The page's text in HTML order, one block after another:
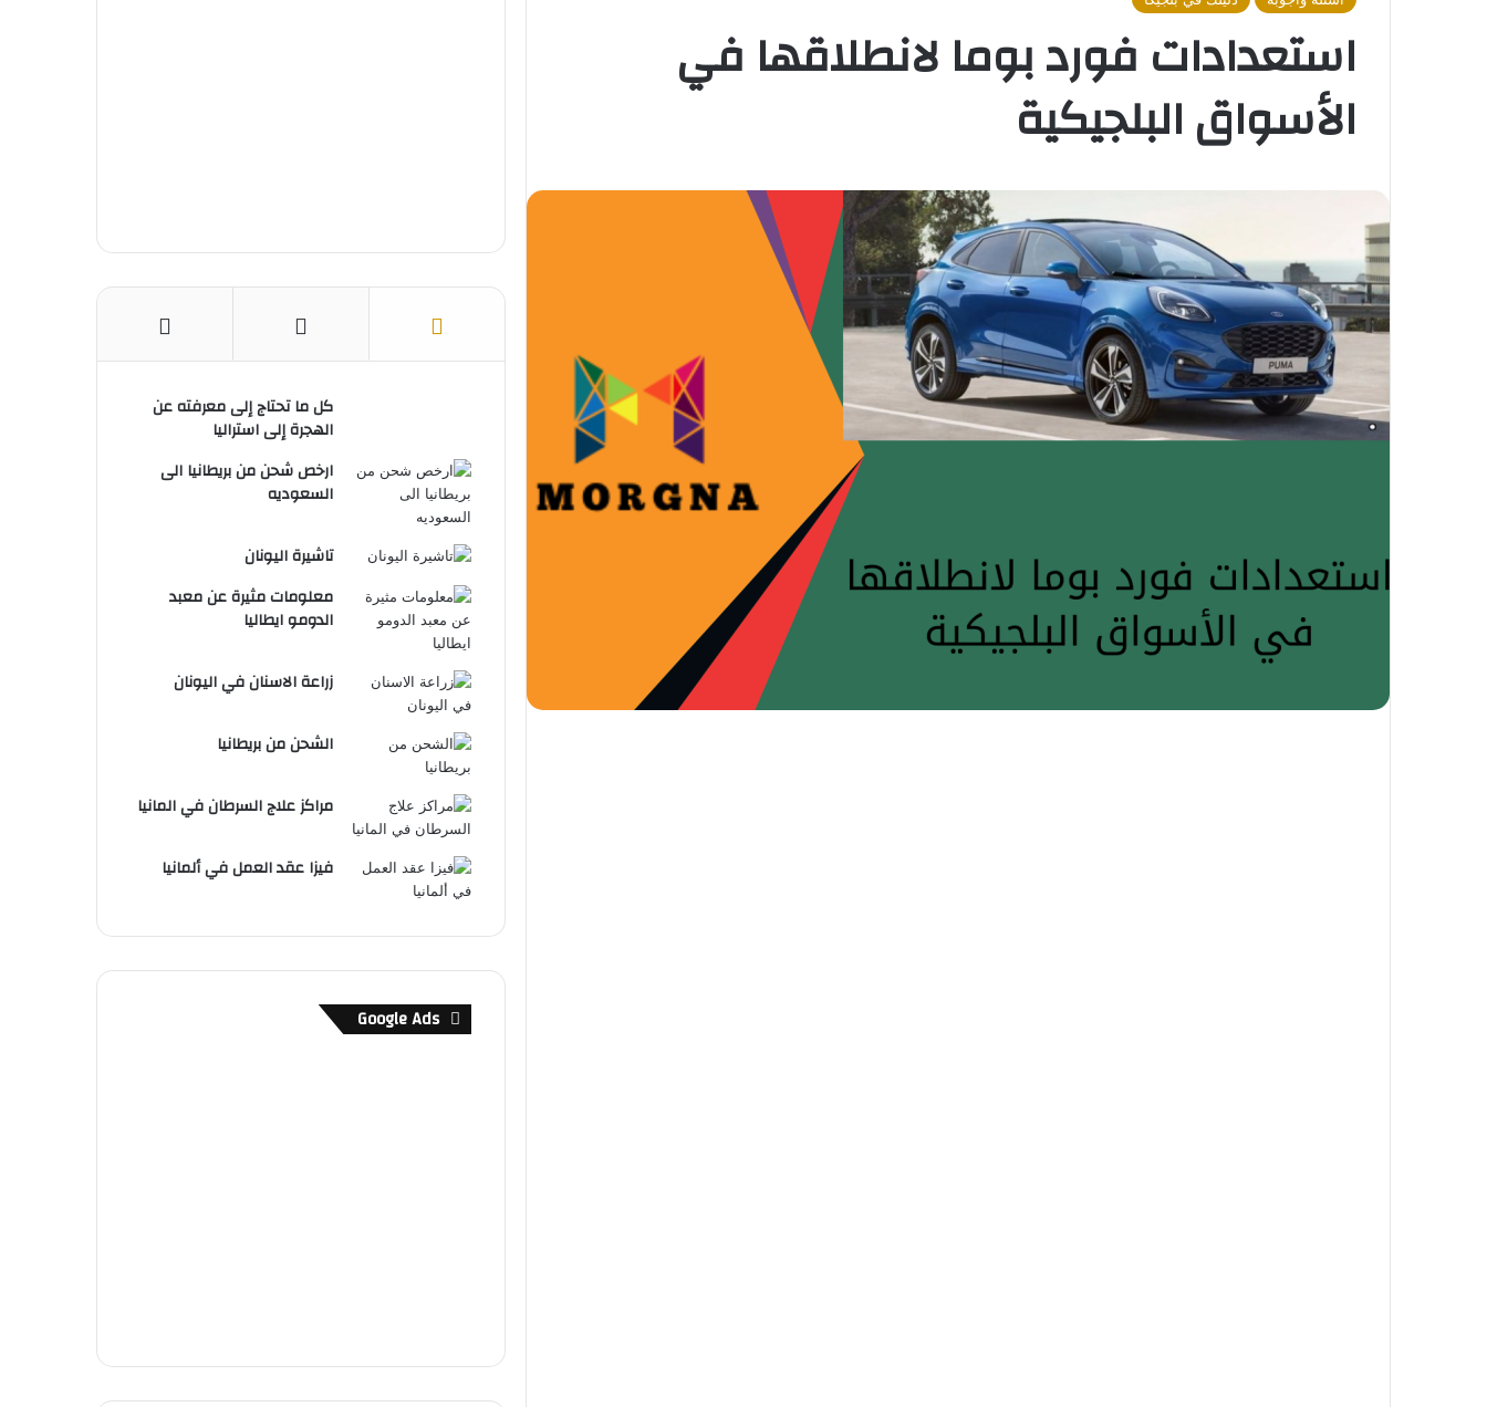
استعدادات فورد بوما لانطلاقها في
الأسواق البلجيكية
كل ما تحتاج إلى معرفته عن
الهجرة إلى استراليا
ارخص شحن من بريطانيا الى
السعوديه
تاشيرة اليونان
معلومات مثيرة عن معبد
الدومو ايطاليا
زراعة الاسنان في اليونان
الشحن من بريطانيا
مراكز علاج السرطان في المانيا
فيزا عقد العمل في ألمانيا
Google Ads